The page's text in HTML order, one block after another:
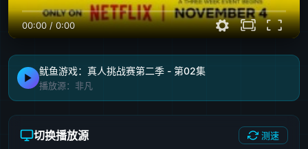
00:00/0:00
鱿鱼游戏：真人挑战赛第二季 - 第02集
播放源：非凡
切换播放源 测速